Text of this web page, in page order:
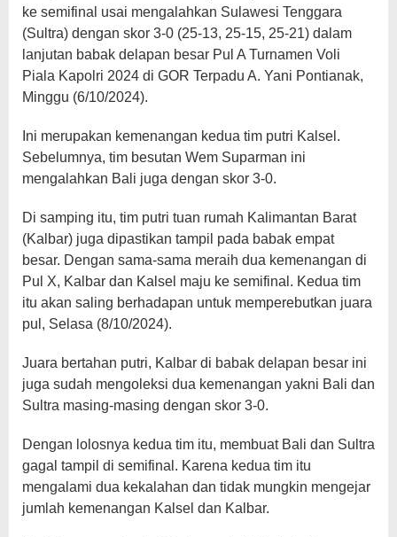
ke semifinal usai mengalahkan Sulawesi Tenggara
(Sultra) dengan skor 3-0 (25-13, 25-15, 25-21) dalam
lanjutan babak delapan besar Pul A Turnamen Voli
Piala Kapolri 2024 di GOR Terpadu A. Yani Pontianak,
Minggu (6/10/2024).
Ini merupakan kemenangan kedua tim putri Kalsel.
Sebelumnya, tim besutan Wem Suparman ini
mengalahkan Bali juga dengan skor 3-0.
Di samping itu, tim putri tuan rumah Kalimantan Barat
(Kalbar) juga dipastikan tampil pada babak empat
besar. Dengan sama-sama meraih dua kemenangan di
Pul X, Kalbar dan Kalsel maju ke semifinal. Kedua tim
itu akan saling berhadapan untuk memperebutkan juara
pul, Selasa (8/10/2024).
Juara bertahan putri, Kalbar di babak delapan besar ini
juga sudah mengoleksi dua kemenangan yakni Bali dan
Sultra masing-masing dengan skor 3-0.
Dengan lolosnya kedua tim itu, membuat Bali dan Sultra
gagal tampil di semifinal. Karena kedua tim itu
mengalami dua kekalahan dan tidak mungkin mengejar
jumlah kemenangan Kalsel dan Kalbar.